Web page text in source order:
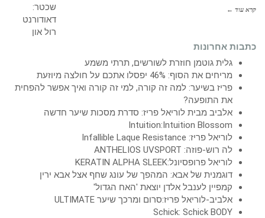
קרא עוד ←
כתבות אחרונות
גלית גוטמן חוזרת לשורשים, תרתי משמע
מריחים את הסוף: 46% יפסלו אתכם על חולצה מיוזעת
פריז בשיער: למה זה קורה, למי זה קורה ואיך אפשר להפחית
את התופעה?
אלביב מבית לוריאל פריז: סדרת מסכות שיער חדשה
Intuition:Intuition Blossom
לוריאל פריז: Infallible Laque Resistance
לה רוש-פוזה: ANTHELIOS UVSPORT
לוריאל פרופסיונל:KERATIN ALPHA SLEEK
דוגמנית של אבא: המהפך של עונג שחף אצל אבא ירין
קמפיין לענבל אלדן יוצאת 'האח הגדול'
אלביב-לוריאל פריז:סרום ומרכך שיער ULTIMATE
Schick: Schick BODY